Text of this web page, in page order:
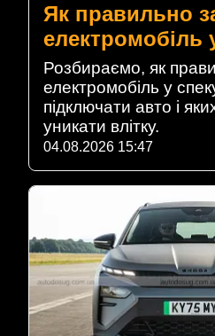
Як правильно
електромобіль
Розбираємо, як
електромобіль у
підключати авто і
уникати влітку.
04.08.2026 15:47